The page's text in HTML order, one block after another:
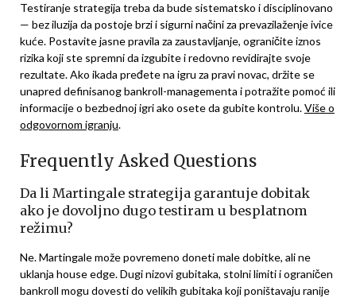
Testiranje strategija treba da bude sistematsko i disciplinovano
— bez iluzija da postoje brzi i sigurni načini za prevazilaženje ivice
kuće. Postavite jasne pravila za zaustavljanje, ograničite iznos
rizika koji ste spremni da izgubite i redovno revidirajte svoje
rezultate. Ako ikada pređete na igru za pravi novac, držite se
unapred definisanog bankroll-managementa i potražite pomoć ili
informacije o bezbednoj igri ako osete da gubite kontrolu.Više o
odgovornom igranju.
Frequently Asked Questions
Da li Martingale strategija garantuje dobitak
ako je dovoljno dugo testiram u besplatnom
režimu?
Ne. Martingale može povremeno doneti male dobitke, ali ne
uklanja house edge. Dugi nizovi gubitaka, stolni limiti i ograničen
bankroll mogu dovesti do velikih gubitaka koji poništavaju ranije